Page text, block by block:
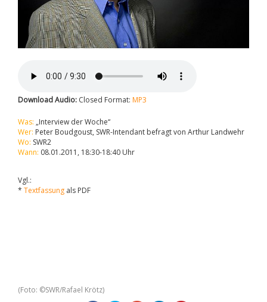
Download Audio: Closed Format: MP3
Was: „Interview der Woche“
Wer: Peter Boudgoust, SWR-Intendant befragt von Arthur Landwehr
Wo: SWR2
Wann: 08.01.2011, 18:30-18:40 Uhr
Vgl.:
* Textfassung als PDF
(Foto: ©SWR/Rafael Krötz)